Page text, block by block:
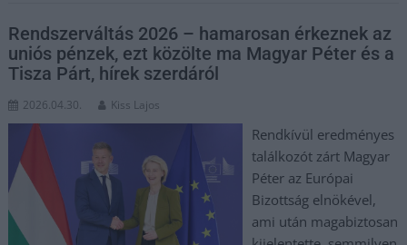
Rendszerváltás 2026 – hamarosan érkeznek az
uniós pénzek, ezt közölte ma Magyar Péter és a
Tisza Párt, hírek szerdáról
2026.04.30. Kiss Lajos
Rendkívül eredményes
találkozót zárt Magyar
Péter az Európai
Bizottság elnökével,
ami után magabiztosan